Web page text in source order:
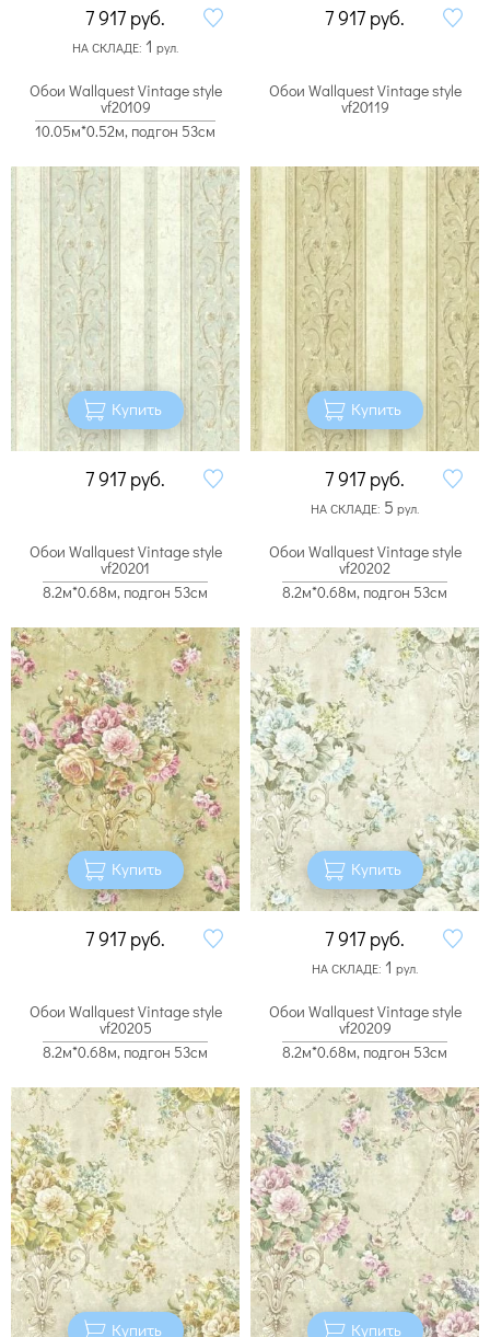
7 917 руб.
НА СКЛАДЕ: 1 рул.
7 917 руб.
Обои Wallquest Vintage style
vf20109
10.05м*0.52м, подгон 53см
Купить
7 917 руб.
Обои Wallquest Vintage style
vf20119
Купить
7 917 руб.
НА СКЛАДЕ: 5 рул.
Обои Wallquest Vintage style
vf20201
8.2м*0.68м, подгон 53см
Купить
7 917 руб.
Обои Wallquest Vintage style
vf20202
8.2м*0.68м, подгон 53см
Купить
7 917 руб.
НА СКЛАДЕ: 1 рул.
Обои Wallquest Vintage style
vf20205
8.2м*0.68м, подгон 53см
Купить
Обои Wallquest Vintage style
vf20209
8.2м*0.68м, подгон 53см
Купить